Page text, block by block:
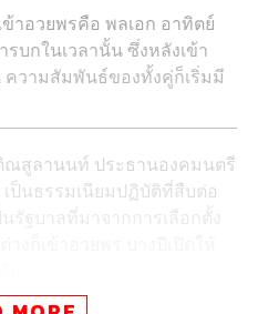
าอวยพรคือ พลเอก อาทิตย์
บกในเวลานั้น ซึ่งหลังเข้า
ความสัมพันธ์ของทั้งคู่ก็เริ่มมี
ณสูลานนท์ ประธานองคมนตรี
ป็นธรรมเนียมปฏิบัติที่สืบต่อ
รัฐบาลที่มาจากการเลือกตั้ง